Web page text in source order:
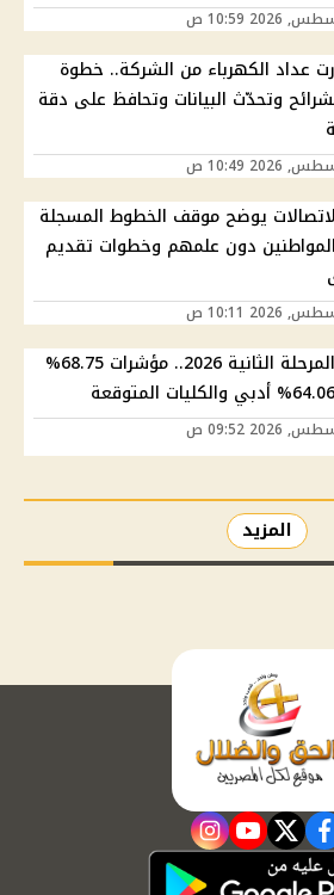
عداد الكهرباء من الشركة.. خطوة
وتحدّث البيانات وتحافظ على دقة
يوضح موقف الخطوط المسجلة
دون علمهم وخطوات تقديم
تنسيق المرحلة الثانية 2026.. مؤشرات 68.75%
المزيد
facebook
twitter
youtube
instagram